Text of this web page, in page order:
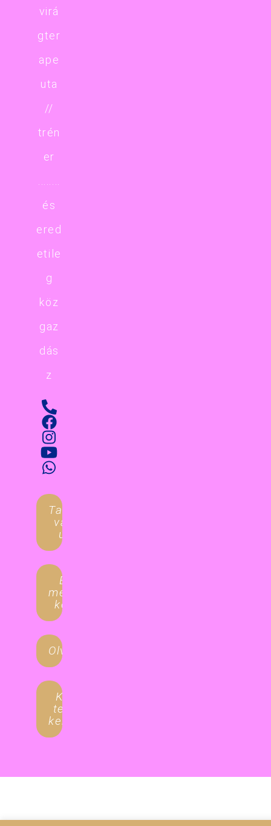
virá
gter
ape
uta
//
trén
er
........
és
ered
etile
g
köz
gaz
dás
z
Tanulnál
valami
újat?
Egyéni
megoldást
keresel?
Olvasgatnál?
Kiadó
termet
keresel?